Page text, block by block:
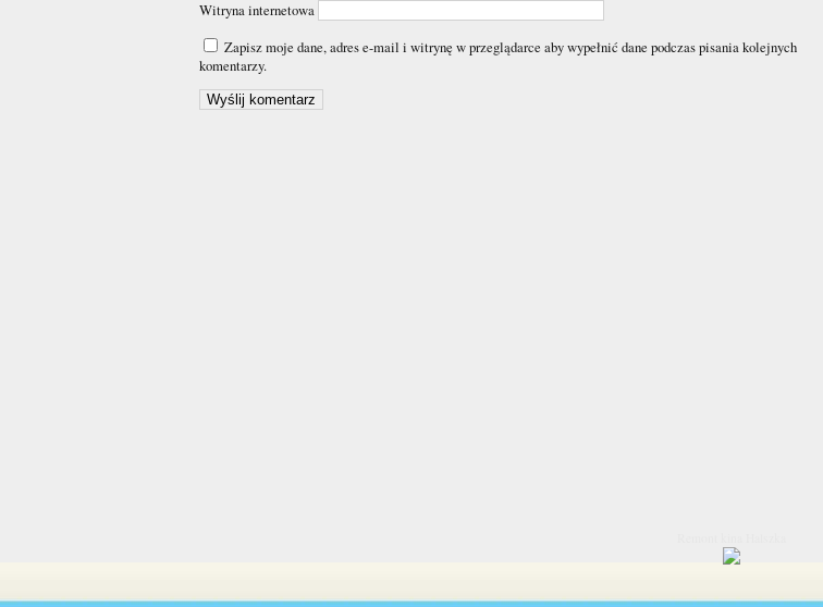
Witryna internetowa
Zapisz moje dane, adres e-mail i witrynę w przeglądarce aby wypełnić dane podczas pisania kolejnych
komentarzy.